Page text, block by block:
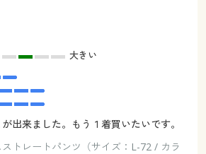
大きい
出来ました。もう１着買いたいです。
トレートパンツ（サイズ：L-72 / カラ